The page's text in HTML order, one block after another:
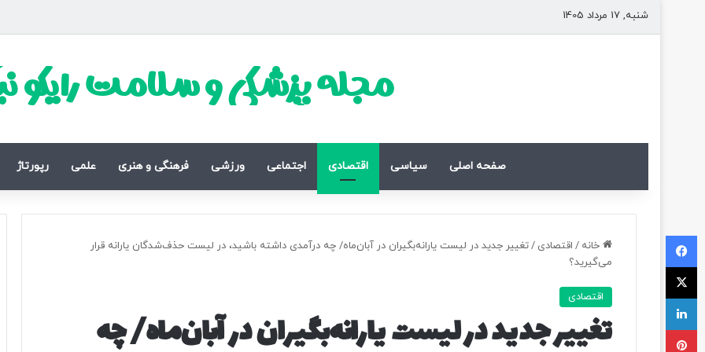
شنبه, 17 مرداد 1405
مجله پزشکی و سلامت رایکو
صفحه اصلی سیاسی اقتصادی اجتماعی ورزشی فرهنگی و هنری علمی رپورتاژ
خانه / اقتصادی /تغییر جدید در لیست یارانه‌بگیران در آبان‌ماه/ چه درآمدی داشته باشید، در لیست حذف‌شدگان یارانه قرار
می‌گیرید؟
اقتصادی
تغییر جدید در لیست یارانه‌بگیران در آبان‌ماه/ چه